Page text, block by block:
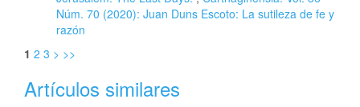
Núm. 70 (2020): Juan Duns Escoto: La sutileza de fe y
razón
1 2 3 > >>
Artículos similares